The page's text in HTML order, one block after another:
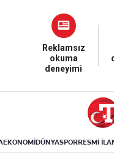
Reklamsız
okuma
deneyimi
EKONOMİDÜNYASPORRESMİ
Orta Doğu
İsrail-Gazze